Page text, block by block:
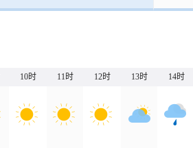
10时 11时 12时 13时 14时